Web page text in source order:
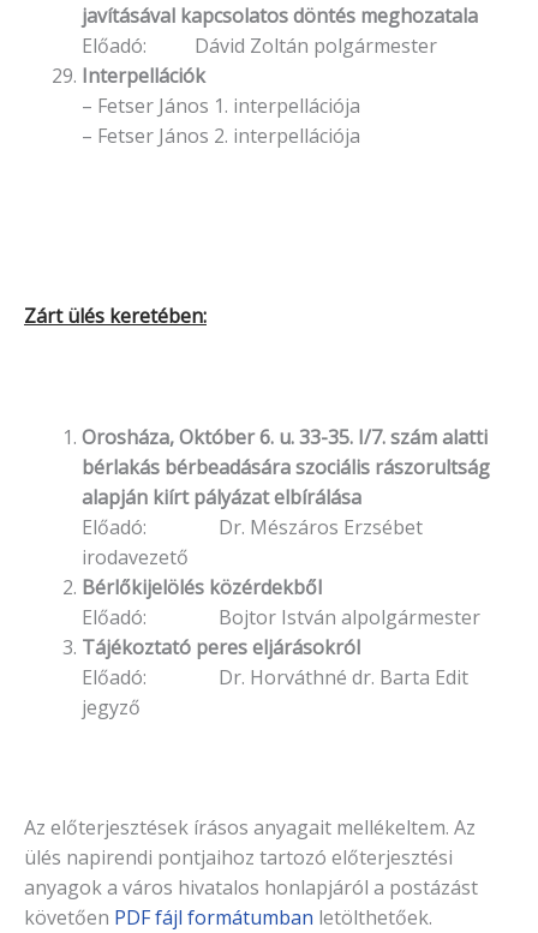
javításával kapcsolatos döntés meghozatala
Előadó: Dávid Zoltán polgármester
Interpellációk
– Fetser János 1. interpellációja
– Fetser János 2. interpellációja
Zárt ülés keretében:
Orosháza, Október 6. u. 33-35. I/7.számalatti
bérlakás bérbeadásáraszociális rászorultság
alapján kiírt pályázatelbírálása
Előadó: Dr. Mészáros Erzsébet
irodavezető
Bérlőkijelölés közérdekből
Előadó: Bojtor István alpolgármester
Tájékoztató peres eljárásokról
Előadó: Dr. Horváthné dr. Barta Edit
jegyző
Az előterjesztések írásos anyagait mellékeltem. Az
ülés napirendi pontjaihoz tartozó elő­terjesztési
anyagok a város hivatalos honlapjáról a postázást
köve­tően PDF fájl formátumban letölthetőek.